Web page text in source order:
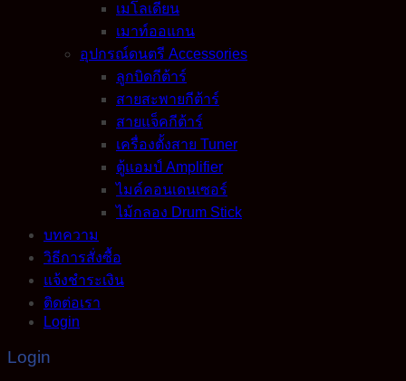
เมโลเดียน
เมาท์ออแกน
อุปกรณ์ดนตรี Accessories
ลูกบิดกีต้าร์
สายสะพายกีต้าร์
สายแจ็คกีต้าร์
เครื่องตั้งสาย Tuner
ตู้แอมป์ Amplifier
ไมค์คอนเดนเซอร์
ไม้กลอง Drum Stick
บทความ
วิธีการสั่งซื้อ
แจ้งชำระเงิน
ติดต่อเรา
Login
Login